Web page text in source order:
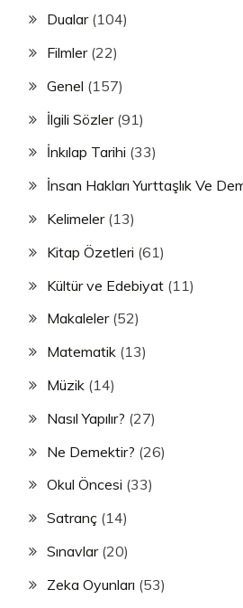
Dualar(104)
Filmler(22)
Genel (157)
İlgili Sözler(91)
İnkılap Tarihi (33)
İnsan Hakları Yurttaşlık Ve
Kelimeler(13)
Kitap Özetleri (61)
Kültür ve Edebiyat (11)
Makaleler(52)
Matematik (13)
Müzik (14)
Nasıl Yapılır? (27)
Ne Demektir? (26)
Okul Öncesi (33)
Satranç (14)
Sınavlar(20)
Zeka Oyunları (53)